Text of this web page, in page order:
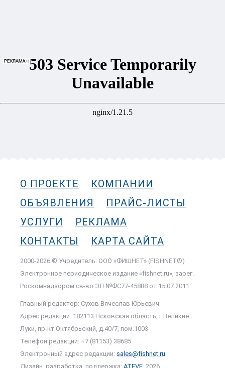
О ПРОЕКТЕ
КОМПАНИИ
ОБЪЯВЛЕНИЯ
ПРАЙС-ЛИСТЫ
УСЛУГИ
РЕКЛАМА
КОНТАКТЫ
КАРТА САЙТА
2000-2026 © Учредитель: ООО «ФИШНЕТ» (FISHNET®)
Электронное периодическое издание «fishnet.ru», зарег.
Роскомнадзором cв-во ЭЛ №ФС77-45888 от 15.07.2011
Главный редактор: Сухов Вячеслав Юрьевич
Адрес редакции: 182113 Псковская область, г.Великие
Луки, пр-кт Октябрьский, д.40/7, пом.1003
Телефон редакции: +7 (81153) 38685
Электронный адрес редакции: sales@fishnet.ru
Дизайн, разработка, поддержка: ATEVE , 2026.